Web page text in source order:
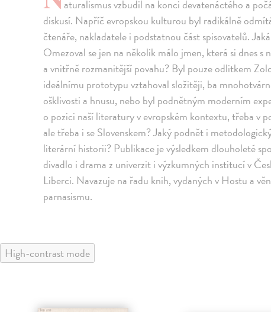
aturalismus vzbudil na konci devatenáctého a
diskusí. Napříč evropskou kulturou byl radikálně
čtenáře, nakladatele i podstatnou část spisovatelů.
Omezoval se jen na několik málo jmen, která si dnes
a vnitřně rozmanitější povahu? Byl pouze odlitkem
ideálnímu prototypu vztahoval složitěji, ba
ošklivosti a hnusu, nebo byl podnětným moderním
o pozici naší literatury v evropském kontextu, třeba v
ale třeba i se Slovenskem? Jaký podnět i
literární historii? Publikace je výsledkem dlouholeté
divadlo i drama z univerzit i výzkumných institucí v
Liberci. Navazuje na řadu knih, vydaných v Hostu a
parnasismu.
High-contrast mode